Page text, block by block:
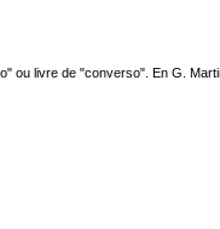
ou livre de "converso". En G.